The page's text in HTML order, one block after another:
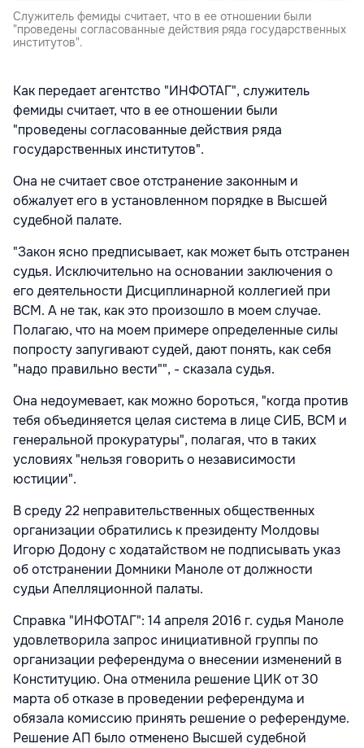
Служитель фемиды считает, что в ее отношении были
"проведены согласованные действия ряда государственных
институтов".
Как передает агентство "ИНФОТАГ", служитель
фемиды считает, что в ее отношении были
"проведены согласованные действия ряда
государственных институтов".
Она не считает свое отстранение законным и
обжалует его в установленном порядке в Высшей
судебной палате.
"Закон ясно предписывает, как может быть отстранен
судья. Исключительно на основании заключения о
его деятельности Дисциплинарной коллегией при
ВСМ. А не так, как это произошло в моем случае.
Полагаю, что на моем примере определенные силы
попросту запугивают судей, дают понять, как себя
"надо правильно вести"", - сказала судья.
Она недоумевает, как можно бороться, "когда против
тебя объединяется целая система в лице СИБ, ВСМ и
генеральной прокуратуры", полагая, что в таких
условиях "нельзя говорить о независимости
юстиции".
В среду 22 неправительственных общественных
организации обратились к президенту Молдовы
Игорю Додону с ходатайством не подписывать указ
об отстранении Домники Маноле от должности
судьи Апелляционной палаты.
Справка "ИНФОТАГ": 14 апреля 2016 г. судья Маноле
удовлетворила запрос инициативной группы по
организации референдума о внесении изменений в
Конституцию. Она отменила решение ЦИК от 30
марта об отказе в проведении референдума и
обязала комиссию принять решение о референдуме.
Решение АП было отменено Высшей судебной